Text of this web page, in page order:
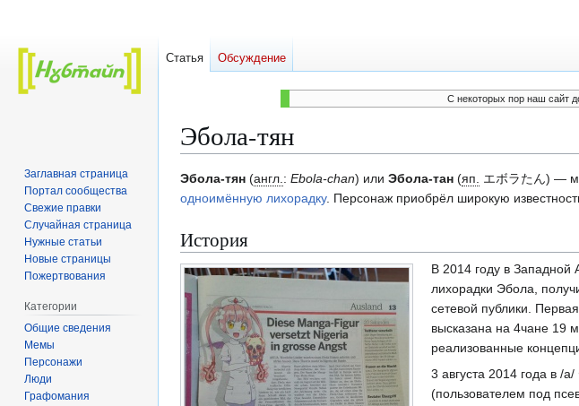
C некоторых пор наш сайт
Эбола-тян
Перейти
к
Перейти
к
Эбола-тян (англ. : Ebola-chan) или Эбола-тан (яп. エボラたん) —
одноимённую лихорадку. Персонаж приобрёл широкую
История
В 2014 году в
лихорадки Эбола,
сетевой публики.
высказана на 4чане 19
реализованные
3 августа 2014 года в /
(пользователем под
Статья Обсуждение
Заглавная страница
Портал сообщества
Свежие правки
Случайная страница
Нужные статьи
Новые страницы
Пожертвования
Категории
Общие сведения
Мемы
Персонажи
Люди
Графомания